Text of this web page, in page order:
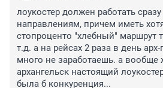
лоукостер должен работать
направлениям, причем иметь
стопроценто "хлебный" маршрут
т.д. а на рейсах 2 раза в день
много не заработаешь. а вообще
архангельск настоящий
была б конкуренция...